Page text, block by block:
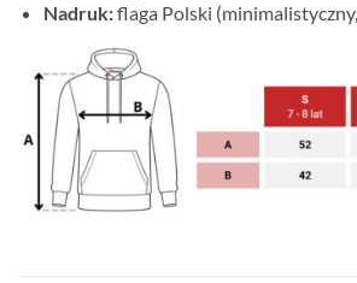
Nadruk:flaga Polski